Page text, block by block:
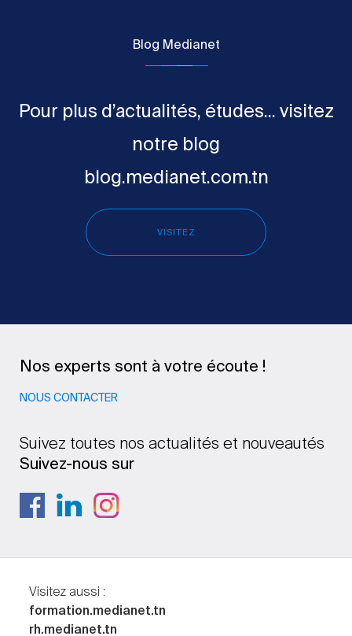
Blog Medianet
Pour plus d’actualités, études... visitez
notre blog
blog.medianet.com.tn
VISITEZ
Nos experts sont à votre écoute !
NOUS CONTACTER
Suivez toutes nos actualités et nouveautés
Suivez-nous sur
Visitez aussi :
formation.medianet.tn
rh.medianet.tn